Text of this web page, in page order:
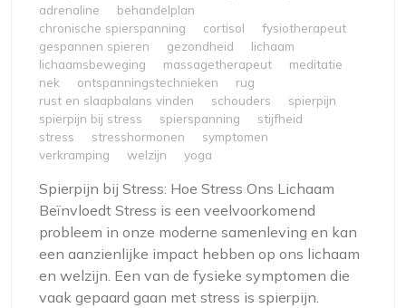
adrenaline
behandelplan
chronische spierspanning
cortisol
fysiotherapeut
gespannen spieren
gezondheid
lichaam
lichaamsbeweging
massagetherapeut
meditatie
nek
ontspanningstechnieken
rug
rust en slaapbalans vinden
schouders
spierpijn
spierpijn bij stress
spierspanning
stijfheid
stress
stresshormonen
symptomen
verkramping
welzijn yoga
Spierpijn bij Stress: Hoe Stress Ons Lichaam
Beïnvloedt Stress is een veelvoorkomend
probleem in onze moderne samenleving en kan
een aanzienlijke impact hebben op ons lichaam
en welzijn. Een van de fysieke symptomen die
vaak gepaard gaan met stress is spierpijn.